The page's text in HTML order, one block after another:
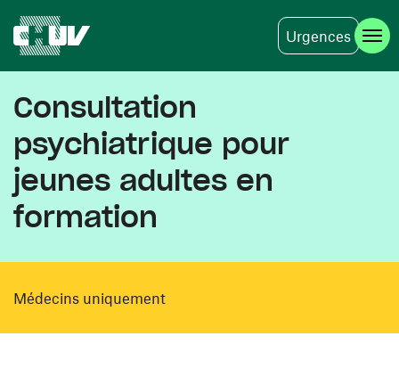
Urgences
Consultation
psychiatrique pour
jeunes adultes en
formation
Médecins uniquement